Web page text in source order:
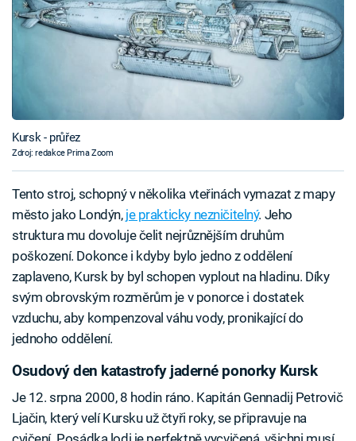
Kursk - průřez
Zdroj: redakce Prima Zoom
Tento stroj, schopný v několika vteřinách vymazat z mapy
město jako Londýn, je prakticky nezničitelný. Jeho
struktura mu dovoluje čelit nejrůznějším druhům
poškození. Dokonce i kdyby bylo jedno z oddělení
zaplaveno, Kursk by byl schopen vyplout na hladinu. Díky
svým obrovským rozměrům je v ponorce i dostatek
vzduchu, aby kompenzoval váhu vody, pronikající do
jednoho oddělení.
Osudový den katastrofy jaderné ponorky Kursk
Je 12. srpna 2000, 8 hodin ráno. Kapitán Gennadij Petrovič
Ljačin, který velí Kursku už čtyři roky, se připravuje na